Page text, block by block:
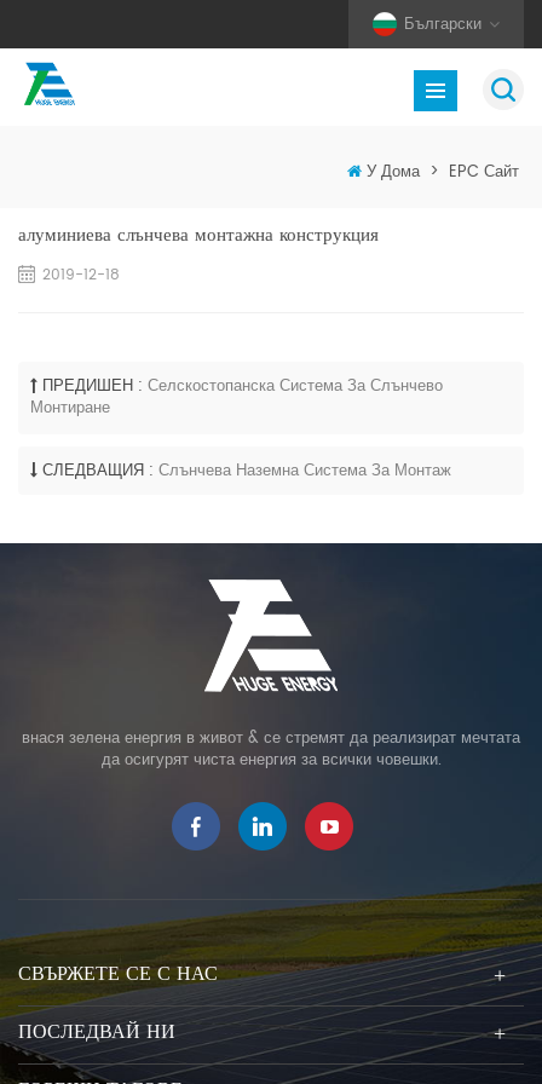
Български
У Дома > EPC Сайт
алуминиева слънчева монтажна конструкция
2019-12-18
ПРЕДИШЕН : Селскостопанска Система За Слънчево
Монтиране
СЛЕДВАЩИЯ : Слънчева Наземна Система За Монтаж
внася зелена енергия в живот & се стремят да реализират мечтата
да осигурят чиста енергия за всички човешки.
СВЪРЖЕТЕ СЕ С НАС
ПОСЛЕДВАЙ НИ